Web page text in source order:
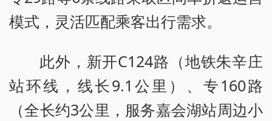
模式，灵活匹配乘客出行需求。
此外，新开C124路（地铁朱辛庄
站环线，线长9.1公里）、专160路
（全长约3公里，服务嘉会湖站周边小